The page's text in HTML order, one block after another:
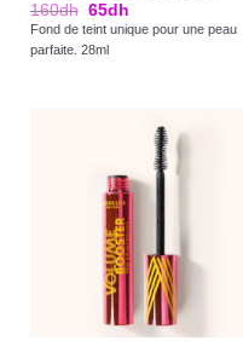
160dh 65dh
Fond de teint unique pour une peau
parfaite. 28ml